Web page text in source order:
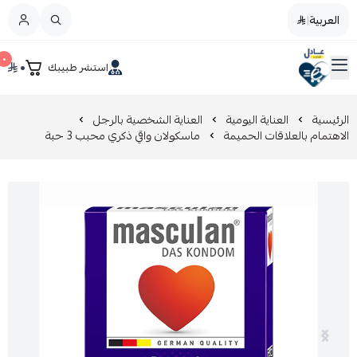
العربية|
صيدليات عادل استشر طبيبك ٠ ٠ القائمة الرئيسية
تخفيضات
عروض التوفير
العناية بالجمال
مزيل طلاء الأظافر
العناية اليومية
الرئيسية العناية اليومية العناية الشخصية بالرجل
الاهتمام بالعلاقات الحميمة ماسكولان واقي ذكري محبب 3 حبة